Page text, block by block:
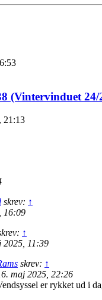
(Vintervinduet 24/
21:13
skrev: ↑
16:09
↑
2025, 11:39
skrev: ↑
maj 2025, 22:26
er rykket ud i